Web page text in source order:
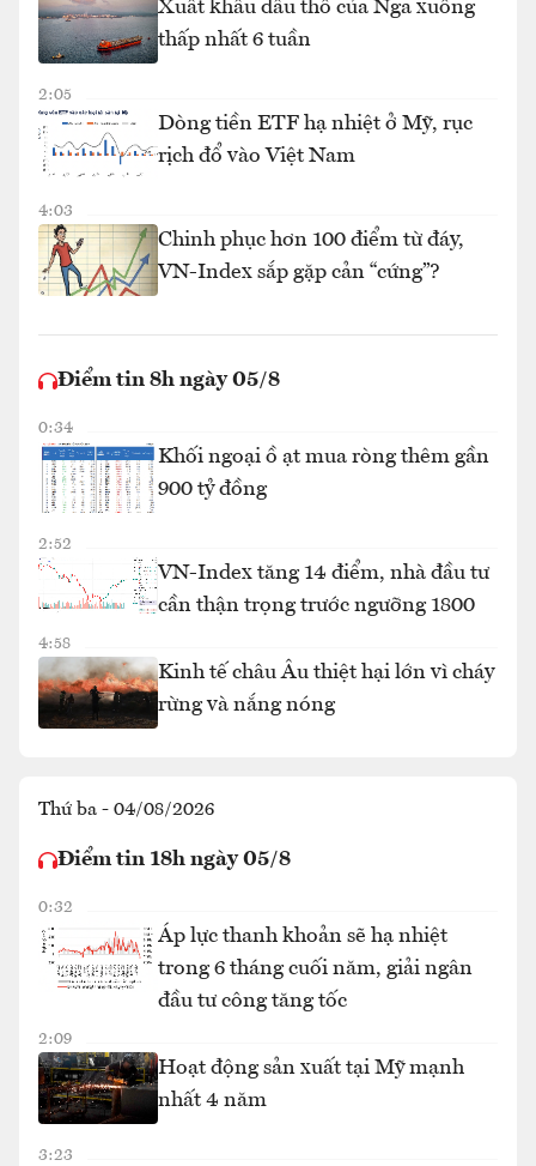
Xuất khẩu dầu thô của Nga xuống
thấp nhất 6 tuần
2:05
Dòng tiền ETF hạ nhiệt ở Mỹ, rục
rịch đổ vào Việt Nam
4:03
Chinh phục hơn 100 điểm từ đáy,
VN-Index sắp gặp cản “cứng”?
Điểm tin 8h ngày 05/8
0:34
Khối ngoại ồ ạt mua ròng thêm gần
900 tỷ đồng
2:52
VN-Index tăng 14 điểm, nhà đầu tư
cần thận trọng trước ngưỡng 1800
4:58
Kinh tế châu Âu thiệt hại lớn vì cháy
rừng và nắng nóng
Thứ ba - 04/08/2026
Điểm tin 18h ngày 05/8
0:32
Áp lực thanh khoản sẽ hạ nhiệt
trong 6 tháng cuối năm, giải ngân
đầu tư công tăng tốc
2:09
Hoạt động sản xuất tại Mỹ mạnh
nhất 4 năm
3:23